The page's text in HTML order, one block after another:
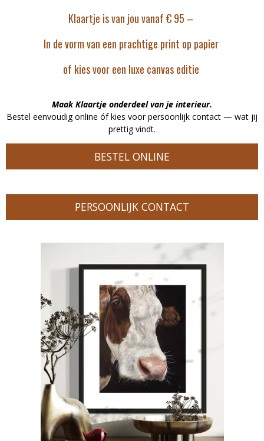
Klaartje is van jou vanaf € 95 –
In de vorm van een prachtige print op papier
of kies voor een luxe canvas editie
Maak Klaartje onderdeel van je interieur.
Bestel eenvoudig online óf kies voor persoonlijk contact — wat jij
prettig vindt.
BESTEL ONLINE
PERSOONLIJK CONTACT